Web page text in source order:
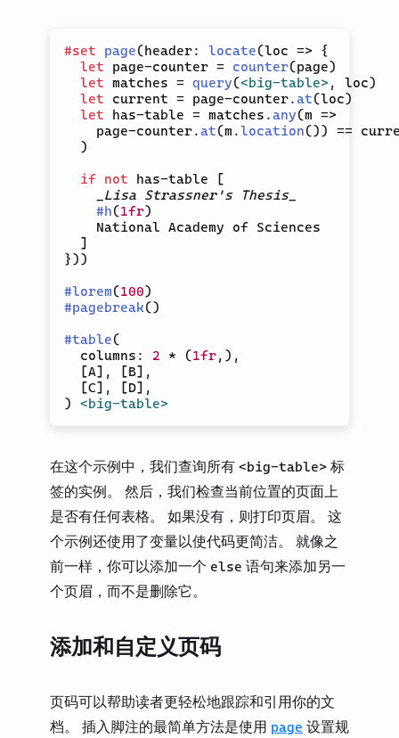
#set page(header: locate(loc =>
{
let page-counter = counter(page)
let matches = query(<big-table> , loc)
let current = page-counter.at(loc)
let has-table = matches .any(m =>
    page-counter
.at(m .location()) ==
)
if not has-table
[
_Lisa Strassner's Thesis_
#h(1fr)
    National Academy of Sciences
]
}))
#lorem(100)
#pagebreak()
#table(
  columns
: 2 * (1fr, ) ,
[A] , [B] ,
[C] , [D] ,
)
<big-table>
在这个示例中，我们查询所有 <big-table> 标
签的实例。 然后，我们检查当前位置的页面上
是否有任何表格。 如果没有，则打印页眉。 这
个示例还使用了变量以使代码更简洁。 就像之
前一样，你可以添加一个 else 语句来添加另一
个页眉，而不是删除它。
添加和自定义页码
页码可以帮助读者更轻松地跟踪和引用你的文
档。 插入脚注的最简单方法是使用 page 设置规